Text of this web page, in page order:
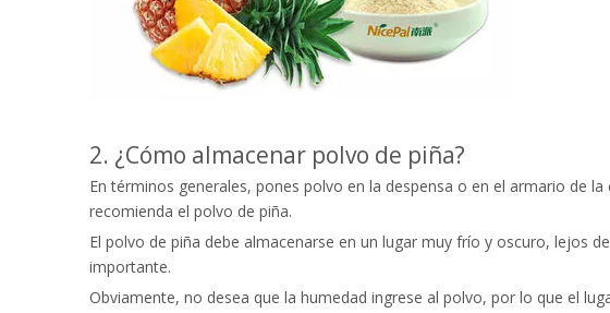
2. ¿Cómo almacenar polvo de piña?
En términos generales, pones polvo en la despensa o en el armario de
recomienda el polvo de piña.
El polvo de piña debe almacenarse en un lugar muy frío y oscuro, lejos
importante.
Obviamente, no desea que la humedad ingrese al polvo, por lo que el